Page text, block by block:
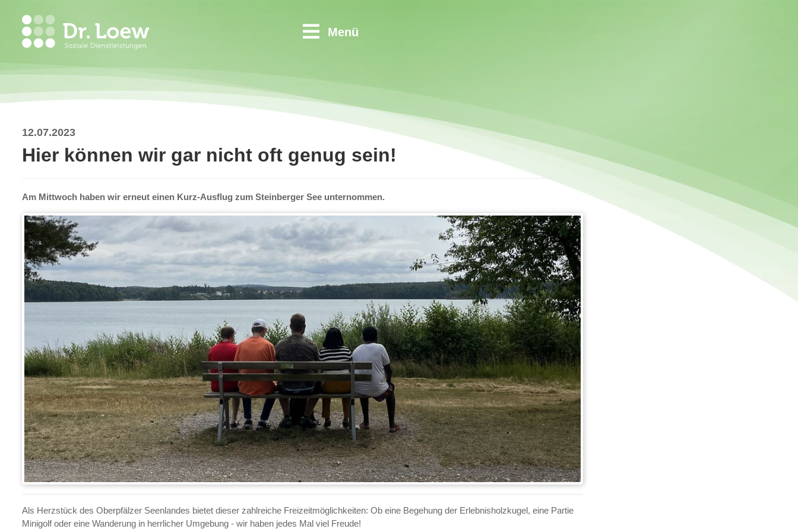
Menü
12.07.2023
Hier können wir gar nicht oft genug sein!
Am Mittwoch haben wir erneut einen Kurz-Ausflug zum Steinberger See unternommen.
Als Herzstück des Oberpfälzer Seenlandes bietet dieser zahlreiche Freizeitmöglichkeiten: Ob eine Begehung der Erlebnisholzkugel, eine Partie
Minigolf oder eine Wanderung in herrlicher Umgebung - wir haben jedes Mal viel Freude!